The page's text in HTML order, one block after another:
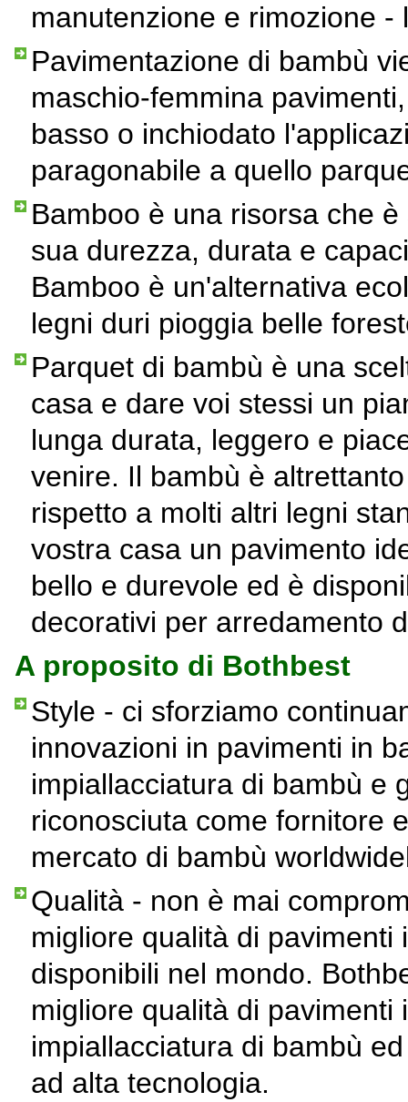
manutenzione e rimozione
Pavimentazione di bambù
maschio-femmina
basso o inchiodato
paragonabile a quello
Bamboo è una risorsa che
sua durezza, durata e
Bamboo è un'alternativa
legni duri pioggia belle
Parquet di bambù è una
casa e dare voi stessi un
lunga durata, leggero e
venire. Il bambù è
rispetto a molti altri legni
vostra casa un pavimento
bello e durevole ed è
decorativi per arredamento
A proposito di Bothbest
Style - ci sforziamo
innovazioni in pavimenti in
impiallacciatura di bambù e
riconosciuta come fornitore
mercato di bambù
Qualità - non è mai
migliore qualità di
disponibili nel mondo.
migliore qualità di
impiallacciatura di bambù
ad alta tecnologia.